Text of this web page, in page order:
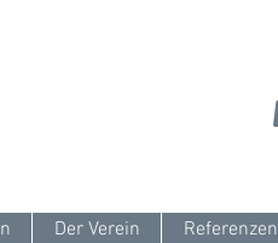
Der Verein Referenzen